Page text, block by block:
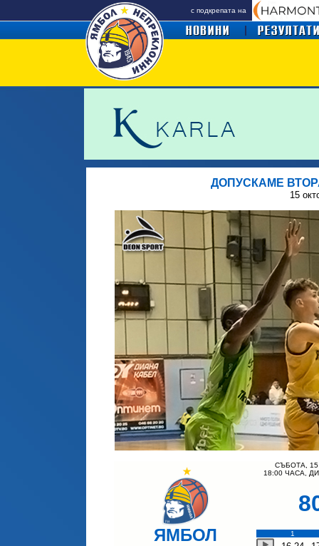
с подкрепата на
ДОПУСКАМЕ
15
СЪБОТА,
18:00 ЧАСА,
ЯМБОЛ 1